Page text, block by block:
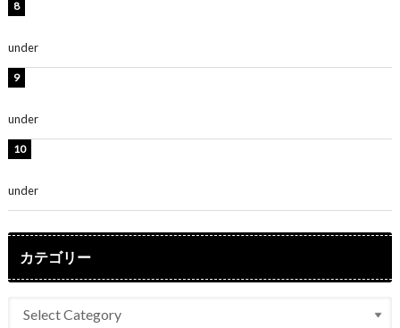
under
under
under
カテゴリー